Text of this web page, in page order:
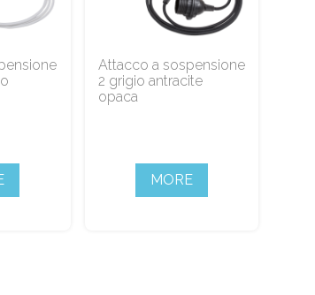
Attacco a sospensione
2 grigio antracite
opaca
MORE